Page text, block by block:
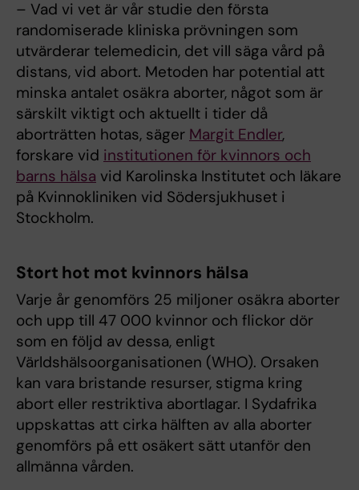
– Vad vi vet är vår studie den första
randomiserade kliniska prövningen som
utvärderar telemedicin, det vill säga vård på
distans, vid abort. Metoden har potential att
minska antalet osäkra aborter, något som är
särskilt viktigt och aktuellt i tider då
aborträtten hotas, säger Margit Endler,
forskare vid institutionen för kvinnors och
barns hälsa vid Karolinska Institutet och läkare
på Kvinnokliniken vid Södersjukhuset i
Stockholm.
Stort hot mot kvinnors hälsa
Varje år genomförs 25 miljoner osäkra aborter
och upp till 47 000 kvinnor och flickor dör
som en följd av dessa, enligt
Världshälsoorganisationen (WHO). Orsaken
kan vara bristande resurser, stigma kring
abort eller restriktiva abortlagar. I Sydafrika
uppskattas att cirka hälften av alla aborter
genomförs på ett osäkert sätt utanför den
allmänna vården.